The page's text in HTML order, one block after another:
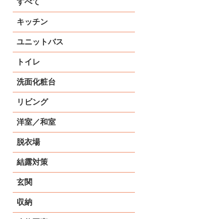
すべて
キッチン
ユニットバス
トイレ
洗面化粧台
リビング
洋室／和室
脱衣場
結露対策
玄関
収納